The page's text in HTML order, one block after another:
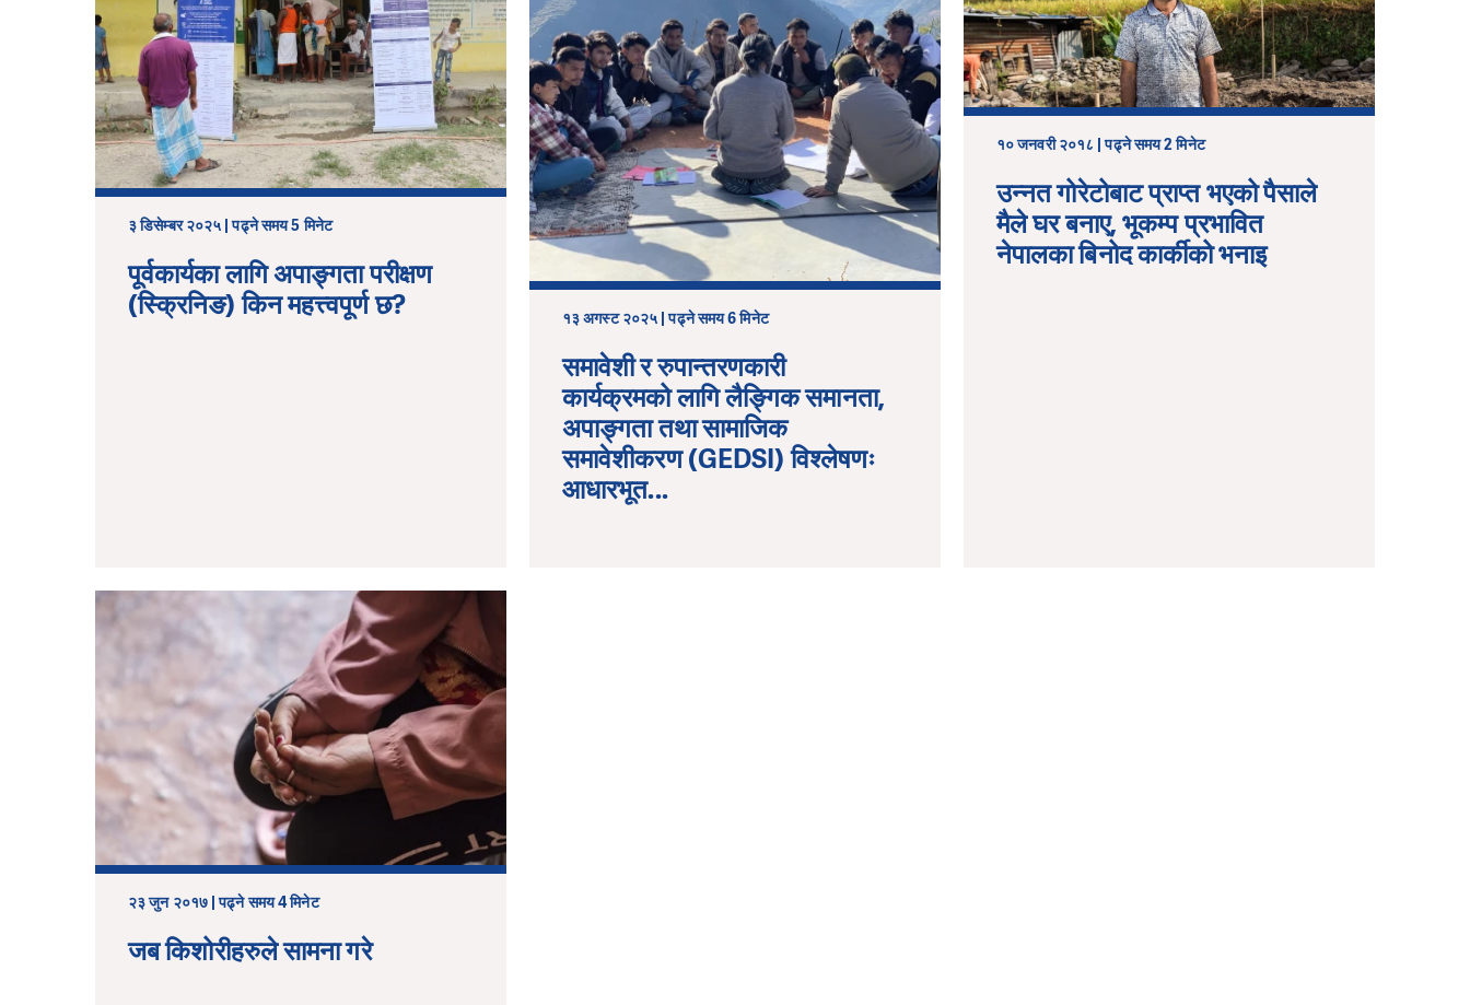
३ डिसेम्बर २०२५ | पढ्ने समय 5 मिनेट
पूर्वकार्यका लागि अपाङ्गता परीक्षण
(स्क्रिनिङ) किन महत्त्वपूर्ण छ?
१३ अगस्ट २०२५ | पढ्ने समय 6 मिनेट
समावेशी र रुपान्तरणकारी
कार्यक्रमको लागि लैङ्गिक समानता,
अपाङ्गता तथा सामाजिक
समावेशीकरण (GEDSI) विश्लेषणः
आधारभूत...
१० जनवरी २०१८ | पढ्ने समय 2 मिनेट
उन्नत गोरेटोबाट प्राप्त भएको पैसाले
मैले घर बनाए, भूकम्प प्रभावित
नेपालका बिनोद कार्कीको भनाइ
२३ जुन २०१७ | पढ्ने समय 4 मिनेट
जब किशोरीहरुले सामना गरे